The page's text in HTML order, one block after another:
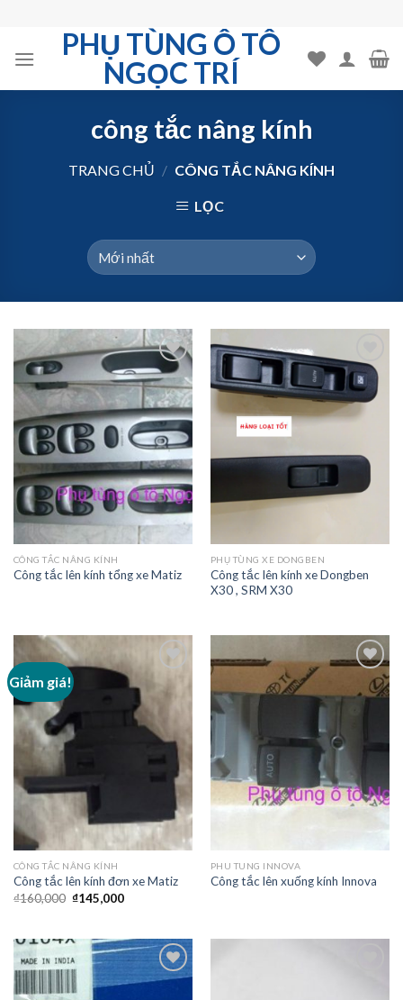
content
PHỤ TÙNG Ô TÔ
NGỌC TRÍ
công tắc nâng kính
TRANG CHỦ / CÔNG TẮC NÂNG KÍNH
LỌC
Add to
Wishlist
CÔNG TẮC NÂNG KÍNH
Công tắc lên kính tổng xe Matiz
Add to
Wishlist
PHỤ TÙNG XE DONGBEN
Công tắc lên kính xe Dongben
X30 , SRM X30
Giảm giá!
CÔNG TẮC NÂNG KÍNH
Công tắc lên kính đơn xe Matiz
₫160,000 ₫145,000
Add to
Wishlist
PHU TUNG INNOVA
Công tắc lên xuống kính Innova
Add to